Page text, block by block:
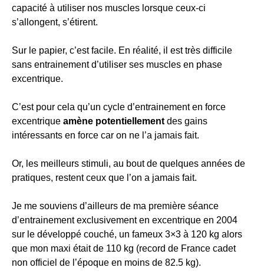
capacité à utiliser nos muscles lorsque ceux-ci
s’allongent, s’étirent.
Sur le papier, c’est facile. En réalité, il est très difficile
sans entrainement d’utiliser ses muscles en phase
excentrique.
C’est pour cela qu’un cycle d’entrainement en force
excentrique amène potentiellement des gains
intéressants en force car on ne l’a jamais fait.
Or, les meilleurs stimuli, au bout de quelques années de
pratiques, restent ceux que l’on a jamais fait.
Je me souviens d’ailleurs de ma première séance
d’entrainement exclusivement en excentrique en 2004
sur le développé couché, un fameux 3×3 à 120 kg alors
que mon maxi était de 110 kg (record de France cadet
non officiel de l’époque en moins de 82.5 kg).